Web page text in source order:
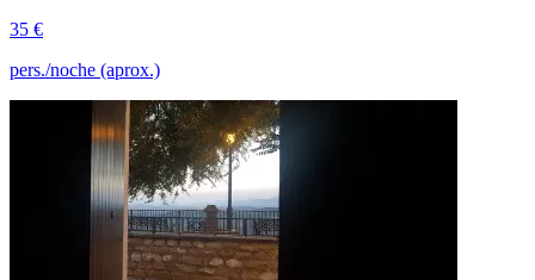
35 €
pers./noche (aprox.)